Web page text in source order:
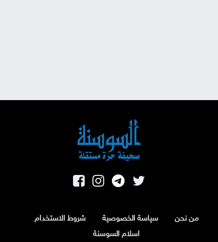
من نحن سياسة الخصوصية
شروط الاستخدام
اسلام السوسنة